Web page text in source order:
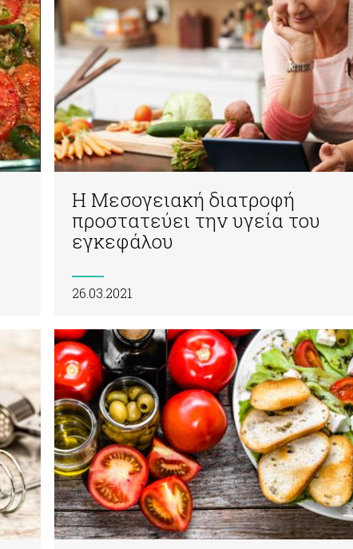
Η Μεσογειακή διατροφή
προστατεύει την υγεία του
εγκεφάλου
26.03.2021